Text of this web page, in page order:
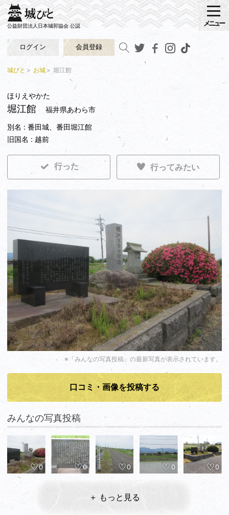
公益財団法人日本城郭協会 公認
ログイン 会員登録
メニュー
城びと お城 堀江館
ほりえやかた
堀江館
福井県あわら市
別名 : 番田城、番田堀江館
旧国名 : 越前
行った 行ってみたい
※「みんなの写真投稿」の最新写真が表示されています。
口コミ・画像を投稿する
みんなの写真投稿
0 0 0 0 0
＋ もっと見る